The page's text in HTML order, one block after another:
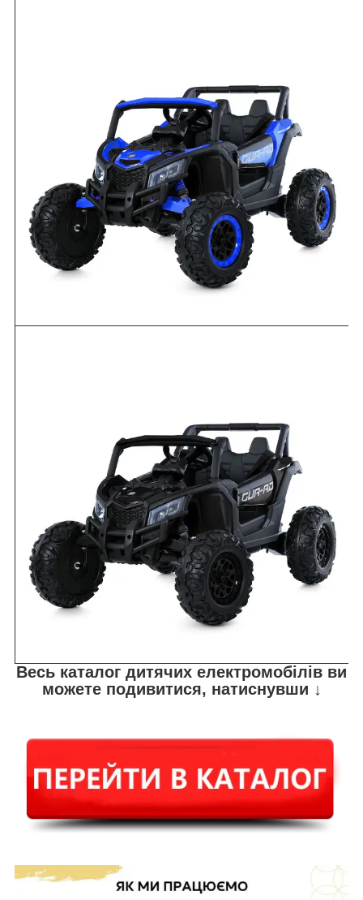
Весь каталог дитячих електромобілів ви
можете подивитися, натиснувши ↓